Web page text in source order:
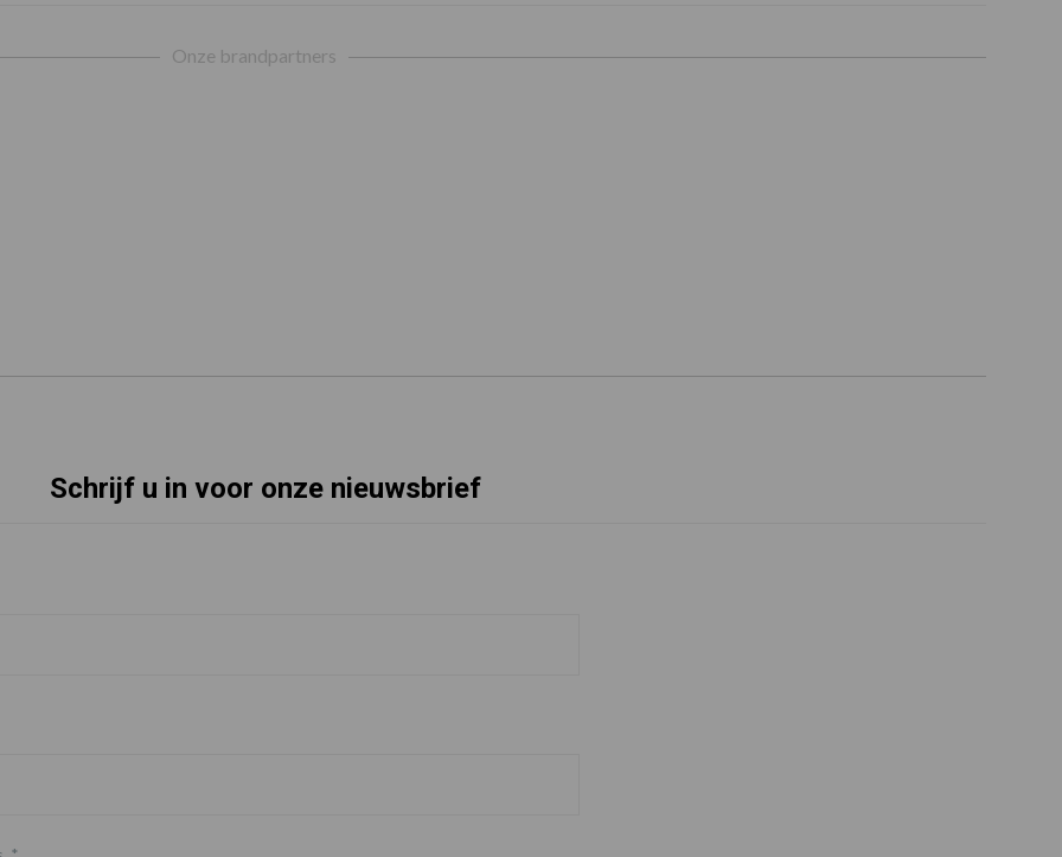
Onze brandpartners
Schrijf u in voor onze nieuwsbrief